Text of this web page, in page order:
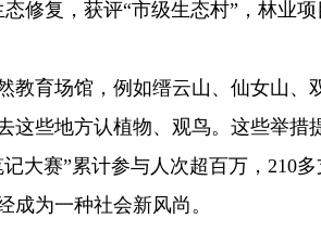
修复，获评“市级生态村”，林业
教育场馆，例如缙云山、仙女山
这些地方认植物、观鸟。这些举措
大赛”累计参与人次超百万，210
成为一种社会新风尚。